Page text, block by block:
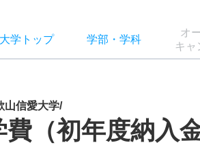
大学トップ 学部 ・ 学科
オ
キャ
山信愛大学/
費（初年度納入